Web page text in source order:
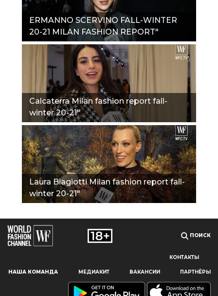
Наш сайт использует файлы cookie и похожие технологии,
пользователям, предоставляя персонализированную
ERMANNO SCERVINO FALL-WINTER
20-21 MILAN FASHION REPORT"
Calcaterra Milan fashion report fall-
winter 20-21"
Laura Biagiotti Milan fashion report fall-
winter 20-21"
ПОИСК
КОНТАКТЫ
НАША КОМАНДА МЕДИАКИТ ВАКАНСИИ ПАРТНЁРЫ